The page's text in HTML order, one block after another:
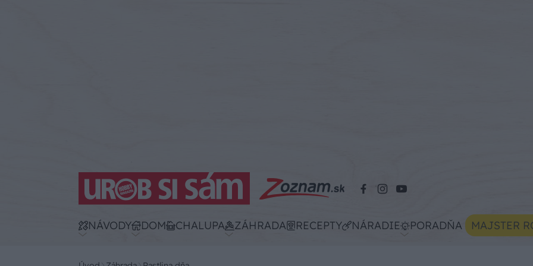
NÁVODY DOM CHALUPA ZÁHRADA RECEPTY NÁRADIE PORADŇA MAJSTER